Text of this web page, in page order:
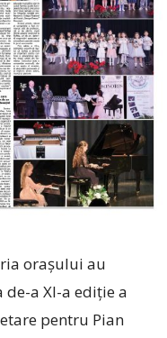
orașului au
a XI-a ediție a
pentru Pian